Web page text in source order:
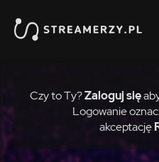
Czy to Ty?Zaloguj się
Logowanie
akceptację